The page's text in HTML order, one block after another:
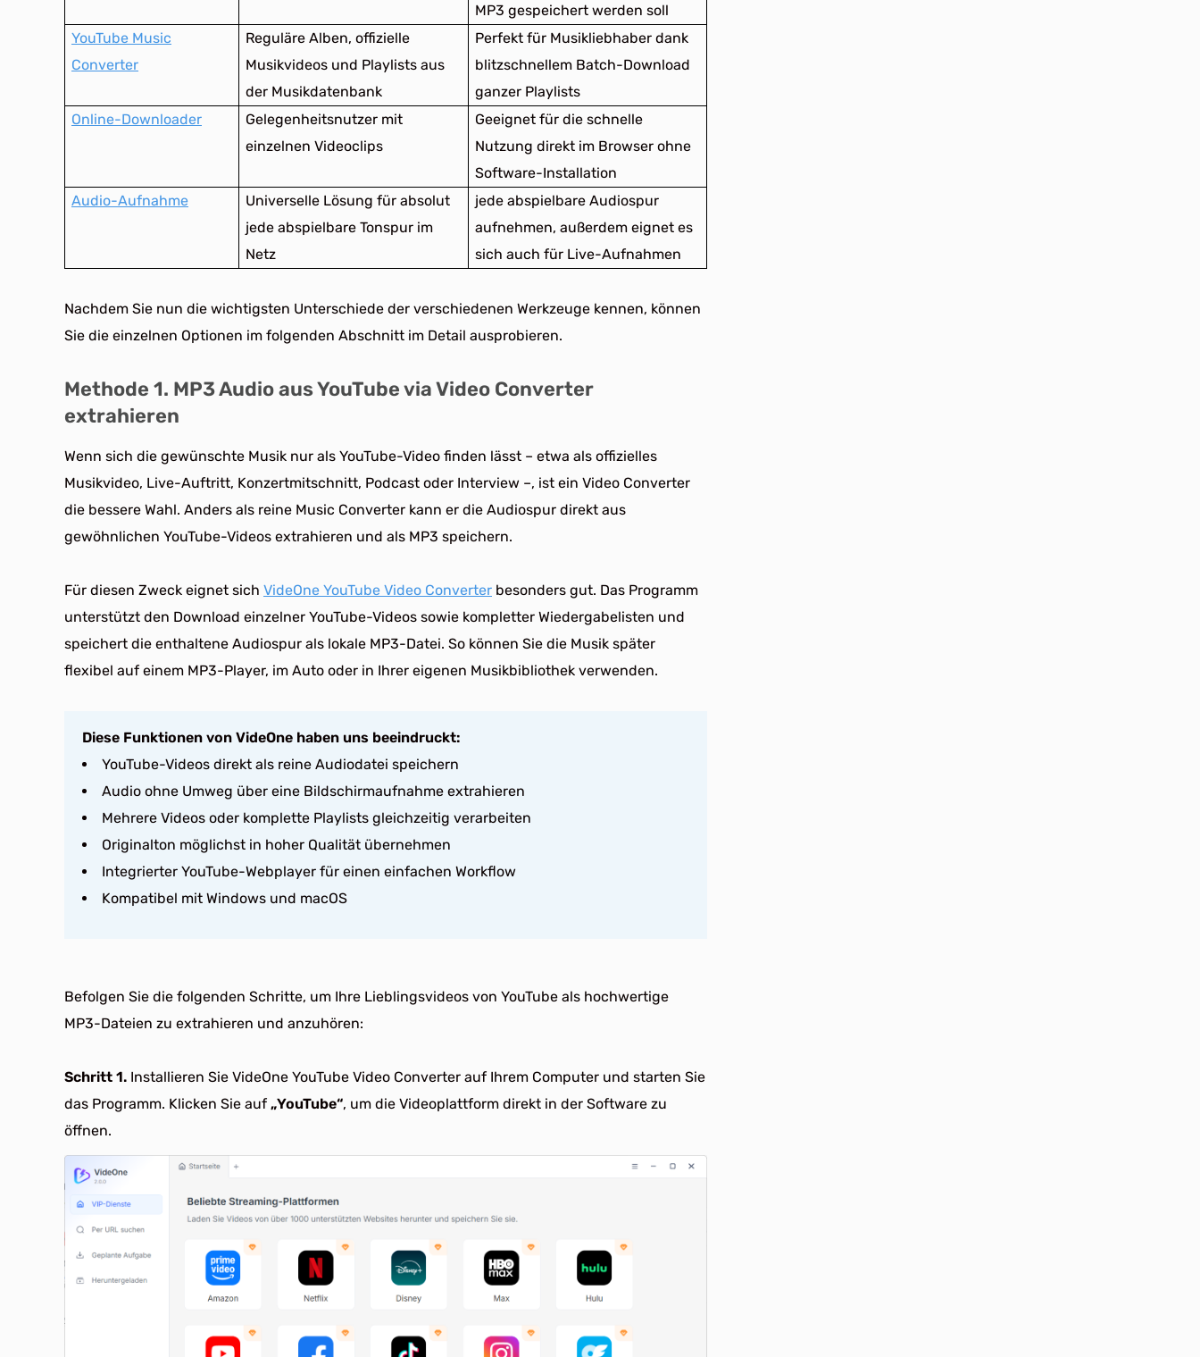
MP3 gespeichert werden soll
YouTube Music
Converter
Reguläre Alben, offizielle
Musikvideos und Playlists aus
der Musikdatenbank
Perfekt für Musikliebhaber dank
blitzschnellem Batch-Download
ganzer Playlists
Online-Downloader
Gelegenheitsnutzer mit
einzelnen Videoclips
Geeignet für die schnelle
Nutzung direkt im Browser ohne
Software-Installation
Audio-Aufnahme
Universelle Lösung für absolut
jede abspielbare Tonspur im
Netz
jede abspielbare Audiospur
aufnehmen, außerdem eignet es
sich auch für Live-Aufnahmen
Nachdem Sie nun die wichtigsten Unterschiede der verschiedenen Werkzeuge kennen, können
Sie die einzelnen Optionen im folgenden Abschnitt im Detail ausprobieren.
Methode 1. MP3 Audio aus YouTube via Video Converter
extrahieren
Wenn sich die gewünschte Musik nur als YouTube-Video finden lässt – etwa als offizielles
Musikvideo, Live-Auftritt, Konzertmitschnitt, Podcast oder Interview –, ist ein Video Converter
die bessere Wahl. Anders als reine Music Converter kann er die Audiospur direkt aus
gewöhnlichen YouTube-Videos extrahieren und als MP3 speichern.
Für diesen Zweck eignet sich VideOne YouTube Video Converter besonders gut. Das Programm
unterstützt den Download einzelner YouTube-Videos sowie kompletter Wiedergabelisten und
speichert die enthaltene Audiospur als lokale MP3-Datei. So können Sie die Musik später
flexibel auf einem MP3-Player, im Auto oder in Ihrer eigenen Musikbibliothek verwenden.
Diese Funktionen von VideOne haben uns beeindruckt:
YouTube-Videos direkt als reine Audiodatei speichern
Audio ohne Umweg über eine Bildschirmaufnahme extrahieren
Mehrere Videos oder komplette Playlists gleichzeitig verarbeiten
Originalton möglichst in hoher Qualität übernehmen
Integrierter YouTube-Webplayer für einen einfachen Workflow
Kompatibel mit Windows und macOS
Befolgen Sie die folgenden Schritte, um Ihre Lieblingsvideos von YouTube als hochwertige
MP3-Dateien zu extrahieren und anzuhören:
Schritt 1. Installieren Sie VideOne YouTube Video Converter auf Ihrem Computer und starten Sie
das Programm. Klicken Sie auf „YouTube“, um die Videoplattform direkt in der Software zu
öffnen.